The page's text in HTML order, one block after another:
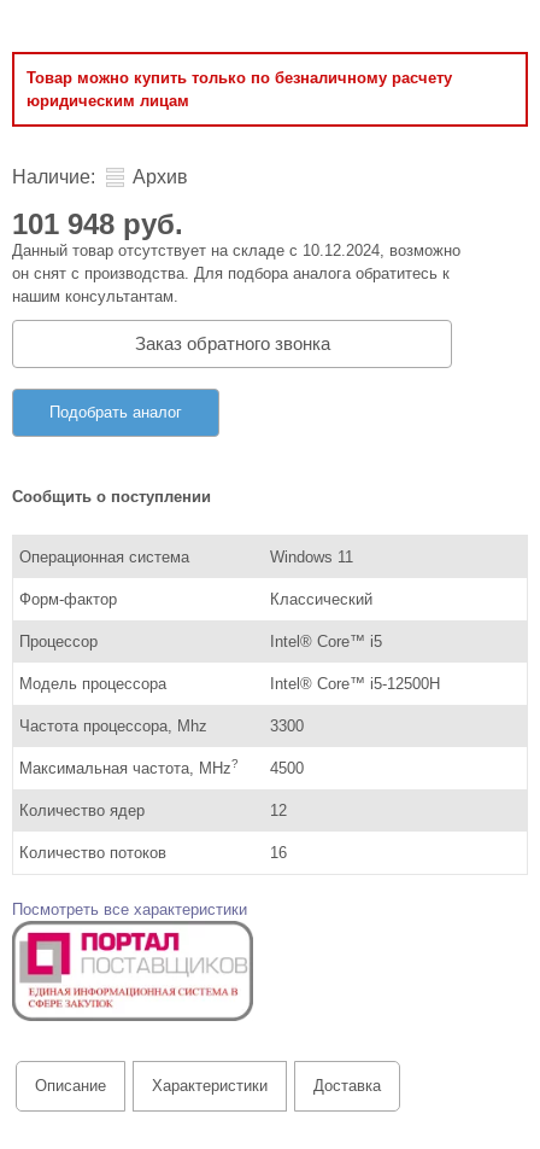
Товар можно купить только по безналичному расчету
юридическим лицам
Наличие: Архив
101 948 руб.
Данный товар отсутствует на складе с 10.12.2024, возможно
он снят с производства. Для подбора аналога обратитесь к
нашим консультантам.
Заказ обратного звонка
Подобрать аналог
Сообщить о поступлении
Операционная система Windows 11
Форм-фактор Классический
Процессор Intel® Core™ i5
Модель процессора Intel® Core™ i5-12500H
Частота процессора, Mhz 3300
Максимальная частота, MHz? 4500
Количество ядер 12
Количество потоков 16
Посмотреть все характеристики
Описание Характеристики Доставка